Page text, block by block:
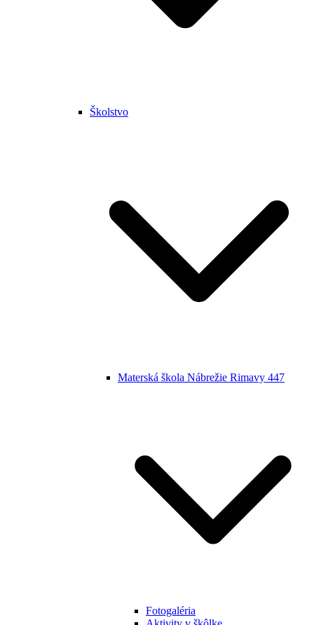
Školstvo
Materská škola Nábrežie Rimavy 447
Fotogaléria